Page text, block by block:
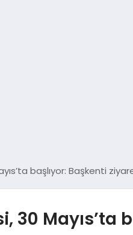
başlıyor: Başkenti
30